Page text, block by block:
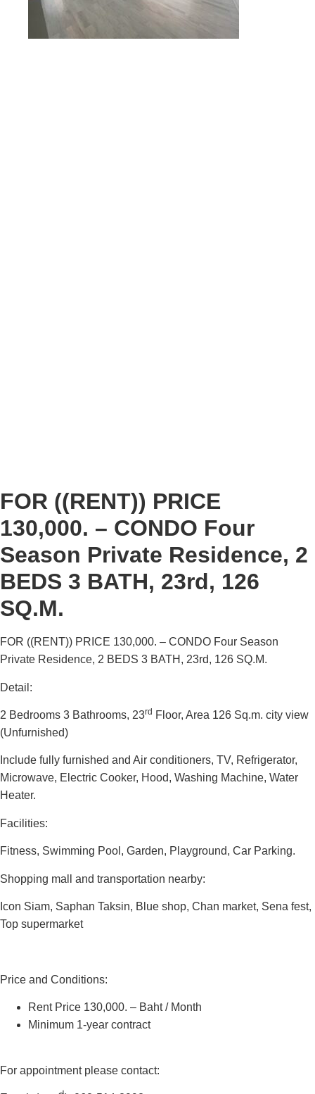
FOR ((RENT)) PRICE
130,000. – CONDO Four
Season Private Residence, 2
BEDS 3 BATH, 23rd, 126
SQ.M.
FOR ((RENT)) PRICE 130,000. – CONDO Four Season
Private Residence, 2 BEDS 3 BATH, 23rd, 126 SQ.M.
Detail:
2 Bedrooms 3 Bathrooms, 23rd Floor, Area 126 Sq.m. city view
(Unfurnished)
Include fully furnished and Air conditioners, TV, Refrigerator,
Microwave, Electric Cooker, Hood, Washing Machine, Water
Heater.
Facilities:
Fitness, Swimming Pool, Garden, Playground, Car Parking.
Shopping mall and transportation nearby:
Icon Siam, Saphan Taksin, Blue shop, Chan market, Sena fest,
Top supermarket
Price and Conditions:
Rent Price 130,000. – Baht / Month
Minimum 1-year contract
For appointment please contact: